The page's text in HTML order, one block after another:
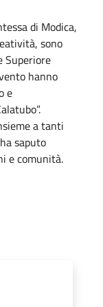
di Modica,
sono
Superiore
hanno
e
a tanti
saputo
e comunità.